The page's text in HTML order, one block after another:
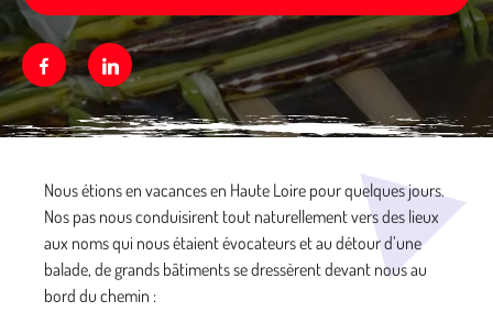
FacebookLinkedin
Nous étions en vacances en Haute Loire pour quelques jours.
Nos pas nous conduisirent tout naturellement vers des lieux
aux noms qui nous étaient évocateurs et au détour d’une
balade, de grands bâtiments se dressèrent devant nous au
bord du chemin :